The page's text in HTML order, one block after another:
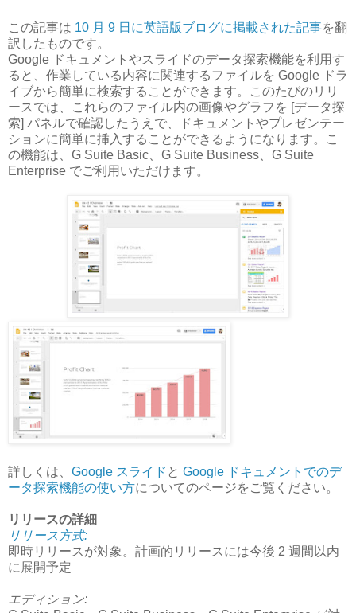
この記事は 10 月 9 日に英語版ブログに掲載された記事を翻
訳したものです。
Google ドキュメントやスライドのデータ探索機能を利用す
ると、作業している内容に関連するファイルを Google ドラ
イブから簡単に検索することができます。このたびのリリ
ースでは、これらのファイル内の画像やグラフを [データ探
索] パネルで確認したうえで、ドキュメントやプレゼンテー
ションに簡単に挿入することができるようになります。こ
の機能は、G Suite Basic、G Suite Business、G Suite
Enterprise でご利用いただけます。
詳しくは、 Google スライド と Google ドキュメントでのデ
ータ探索機能の使い方についてのページをご覧ください。
リリースの詳細
リリース方式:
即時リリースが対象。計画的リリースには今後 2 週間以内
に展開予定
エディション: